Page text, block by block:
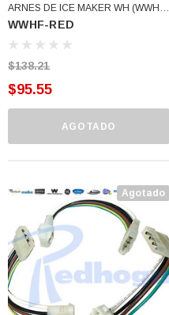
ARNES DE ICE MAKER WH (WWHF-
RED)
WWHF-RED
$138.21
$95.55
AGOTADO
Agotado